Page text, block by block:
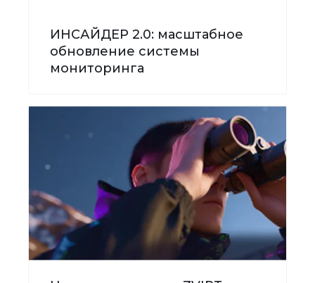
ИНСАЙДЕР 2.0: масштабное
обновление системы
мониторинга